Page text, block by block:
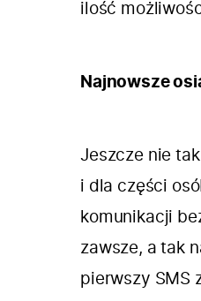
ilość
Najnowsze
Jeszcze nie
i dla części
komunikacji
zawsze, a tak
pierwszy SMS